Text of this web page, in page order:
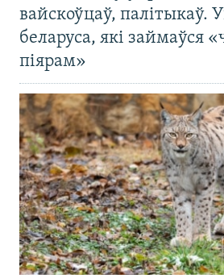
вайскоўцаў, палітыкаў.
беларуса, які займаўся
піярам»